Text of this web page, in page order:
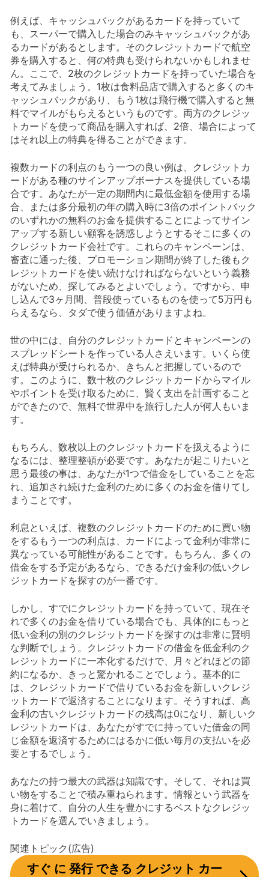
例えば、キャッシュバックがあるカードを持っていて
も、スーパーで購入した場合のみキャッシュバックがあ
るカードがあるとします。そのクレジットカードで航空
券を購入すると、何の特典も受けられないかもしれませ
ん。ここで、2枚のクレジットカードを持っていた場合を
考えてみましょう。1枚は食料品店で購入すると多くのキ
ャッシュバックがあり、もう1枚は飛行機で購入すると無
料でマイルがもらえるというものです。両方のクレジッ
トカードを使って商品を購入すれば、2倍、場合によって
はそれ以上の特典を得ることができます。
複数カードの利点のもう一つの良い例は、クレジットカ
ードがある種のサインアップボーナスを提供している場
合です。あなたが一定の期間内に最低金額を使用する場
合、または多分最初の年の購入時に3倍のポイントバック
のいずれかの無料のお金を提供することによってサイン
アップする新しい顧客を誘惑しようとするそこに多くの
クレジットカード会社です。これらのキャンペーンは、
審査に通った後、プロモーション期間が終了した後もク
レジットカードを使い続けなければならないという義務
がないため、探してみるとよいでしょう。ですから、申
し込んで3ヶ月間、普段使っているものを使って5万円も
らえるなら、タダで使う価値がありますよね。
世の中には、自分のクレジットカードとキャンペーンの
スプレッドシートを作っている人さえいます。いくら使
えば特典が受けられるか、きちんと把握しているので
す。このように、数十枚のクレジットカードからマイル
やポイントを受け取るために、賢く支出を計画すること
ができたので、無料で世界中を旅行した人が何人もいま
す。
もちろん、数枚以上のクレジットカードを扱えるように
なるには、整理整頓が必要です。あなたが起こりたいと
思う最後の事は、あなたが1つで借金をしていることを忘
れ、追加され続けた金利のために多くのお金を借りてし
まうことです。
利息といえば、複数のクレジットカードのために買い物
をするもう一つの利点は、カードによって金利が非常に
異なっている可能性があることです。もちろん、多くの
借金をする予定があるなら、できるだけ金利の低いクレ
ジットカードを探すのが一番です。
しかし、すでにクレジットカードを持っていて、現在そ
れで多くのお金を借りている場合でも、具体的にもっと
低い金利の別のクレジットカードを探すのは非常に賢明
な判断でしょう。クレジットカードの借金を低金利のク
レジットカードに一本化するだけで、月々どれほどの節
約になるか、きっと驚かれることでしょう。基本的に
は、クレジットカードで借りているお金を新しいクレジ
ットカードで返済することになります。そうすれば、高
金利の古いクレジットカードの残高は0になり、新しいク
レジットカードは、あなたがすでに持っていた借金の同
じ金額を返済するためにはるかに低い毎月の支払いを必
要とするでしょう。
あなたの持つ最大の武器は知識です。そして、それは買
い物をすることで積み重ねられます。情報という武器を
身に着けて、自分の人生を豊かにするベストなクレジッ
トカードを選んでいきましょう。
関連トピック(広告)
すぐ に 発行 できる クレジット カー